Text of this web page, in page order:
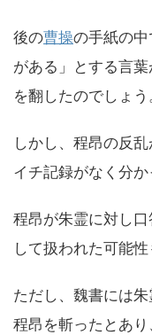
後の曹操の手紙の
がある」とする言
を翻したのでしょう
しかし、程昂の反
イチ記録がなく分か
程昂が朱霊に対し
して扱われた可能性
ただし、魏書には
程昂を斬ったとあ